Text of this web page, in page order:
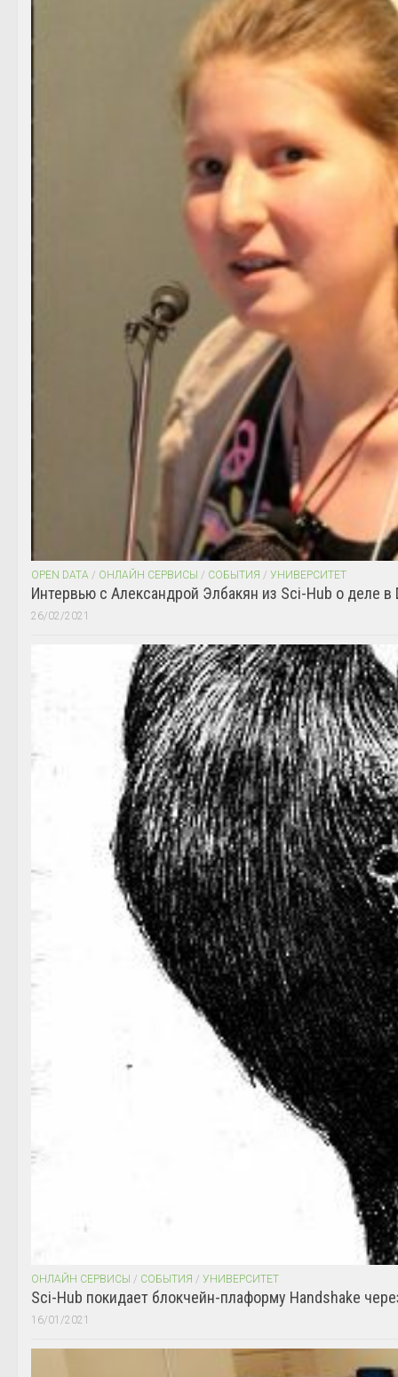
OPEN DATA / ОНЛАЙН СЕРВИСЫ / СОБЫТИЯ / УНИВЕРСИТЕТ
Интервью с Александрой Элбакян из Sci-Hub о деле в
26/02/2021
ОНЛАЙН СЕРВИСЫ / СОБЫТИЯ / УНИВЕРСИТЕТ
Sci-Hub покидает блокчейн-плаформу Handshake
16/01/2021